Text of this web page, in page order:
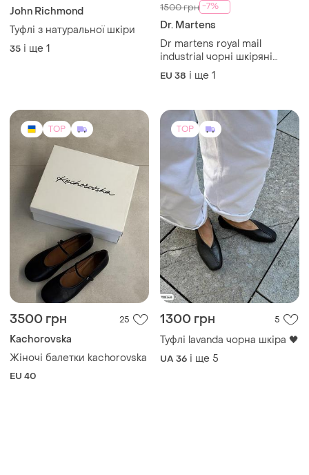
John Richmond
Туфлі з натуральної шкіри
35 і ще 1
1500 грн -7%
Dr. Martens
Dr martens royal mail
industrial чорні шкіряні
лофери туфлі мартінси
EU 38 і ще 1
TOP
3500 грн 25
Kachorovska
Жіночі балетки kachorovska
EU 40
TOP
1300 грн 5
Туфлі lavanda чорна шкіра 🖤
UA 36 і ще 5